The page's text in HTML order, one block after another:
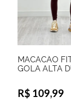
MACACÃO
GOLA ALTA
R$ 109,99